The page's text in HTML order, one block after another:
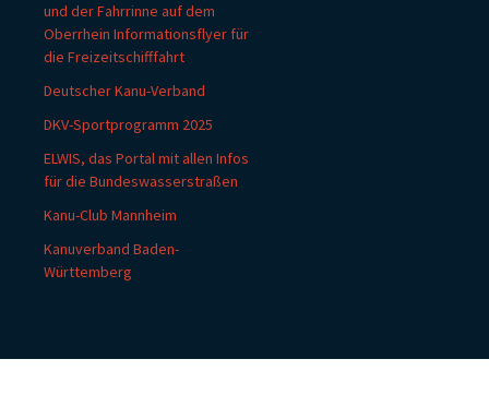
und der Fahrrinne auf dem
Oberrhein Informationsflyer für
die Freizeitschifffahrt
Deutscher Kanu-Verband
DKV-Sportprogramm 2025
ELWIS, das Portal mit allen Infos
für die Bundeswasserstraßen
Kanu-Club Mannheim
Kanuverband Baden-
Württemberg